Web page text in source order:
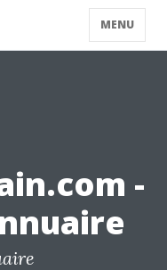
MENU
-